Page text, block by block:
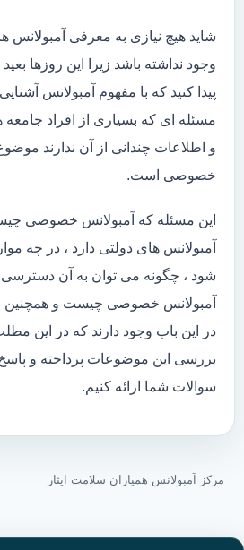
شاید هیچ نیازی به معرفی آمبولانس
وجود نداشته باشد زیرا این روزها
پیدا کنید که با مفهوم آمبولانس
مسئله ای که بسیاری از افراد جامعه
و اطلاعات چندانی از آن ندارند
خصوصی است.
این مسئله که آمبولانس خصوصی
آمبولانس های دولتی دارد ، در چه
شود ، چگونه می توان به آن
آمبولانس خصوصی چیست و همچنین
در این باب وجود دارند که در این
بررسی این موضوعات پرداخته و
سوالات شما ارائه کنیم.
مرکز آمبولانس همیاران سلامت ایثار